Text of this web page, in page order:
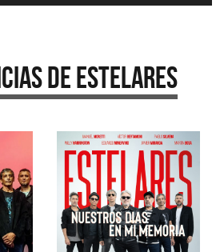
de Estelares